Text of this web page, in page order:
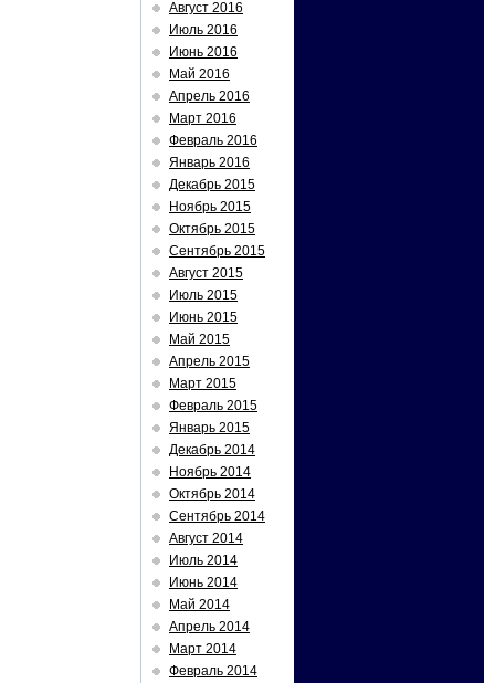
Август 2016
Июль 2016
Июнь 2016
Май 2016
Апрель 2016
Март 2016
Февраль 2016
Январь 2016
Декабрь 2015
Ноябрь 2015
Октябрь 2015
Сентябрь 2015
Август 2015
Июль 2015
Июнь 2015
Май 2015
Апрель 2015
Март 2015
Февраль 2015
Январь 2015
Декабрь 2014
Ноябрь 2014
Октябрь 2014
Сентябрь 2014
Август 2014
Июль 2014
Июнь 2014
Май 2014
Апрель 2014
Март 2014
Февраль 2014